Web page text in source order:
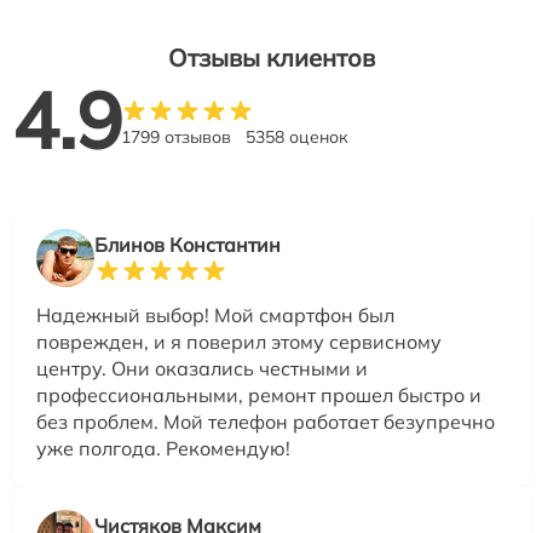
Отзывы клиентов
4.91799 отзывов 5358 оценок
Блинов Константин
Надежный выбор! Мой смартфон был
поврежден, и я поверил этому сервисному
центру. Они оказались честными и
профессиональными, ремонт прошел быстро и
без проблем. Мой телефон работает безупречно
уже полгода. Рекомендую!
Чистяков Максим